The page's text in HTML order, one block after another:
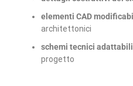
elementi CAD
architettonici
schemi tecnici adattabili
progetto